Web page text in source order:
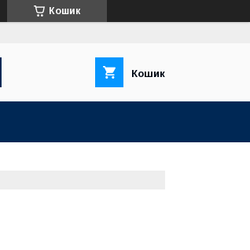
Кошик
Кошик